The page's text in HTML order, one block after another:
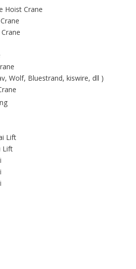
Hoist Crane
Wolf, Bluestrand, kiswire, dll )
Lift
Lift